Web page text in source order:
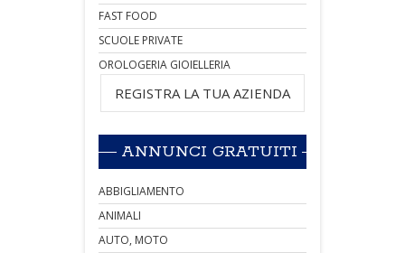
FAST FOOD
SCUOLE PRIVATE
OROLOGERIA GIOIELLERIA
REGISTRA LA TUA AZIENDA
ANNUNCI GRATUITI
ABBIGLIAMENTO
ANIMALI
AUTO, MOTO